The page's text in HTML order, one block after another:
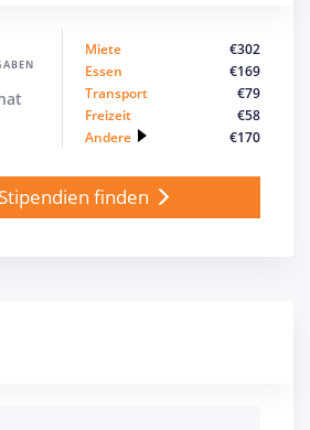
Miete
€302
Essen
€169
Transport
€79
Freizeit
€58
Andere
€170
finden